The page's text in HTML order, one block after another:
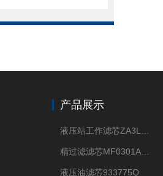
产品展示
液压油滤芯933775Q